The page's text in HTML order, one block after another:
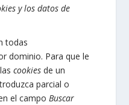
y los datos de
todas
dominio. Para que le
lascookies de un
parcial o
el campoBuscar